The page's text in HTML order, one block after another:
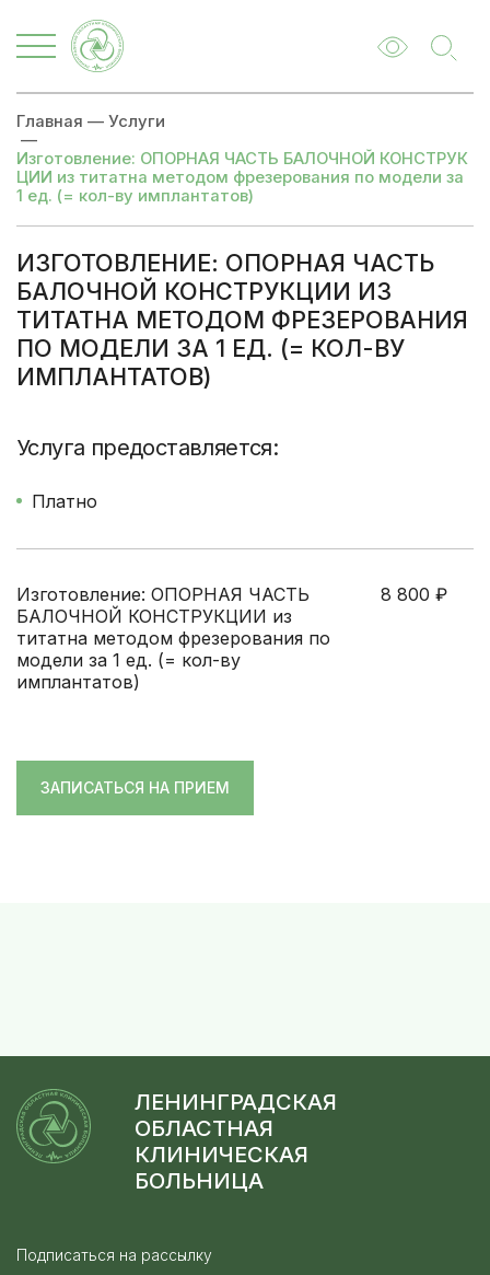
Главная — Услуги
—
Изготовление: ОПОРНАЯ ЧАСТЬ БАЛОЧНОЙ КОНСТРУК
ЦИИ из титатна методом фрезерования по модели за
1 ед. (= кол-ву имплантатов)
ИЗГОТОВЛЕНИЕ: ОПОРНАЯ ЧАСТЬ
БАЛОЧНОЙ КОНСТРУКЦИИ ИЗ
ТИТАТНА МЕТОДОМ ФРЕЗЕРОВАНИЯ
ПО МОДЕЛИ ЗА 1 ЕД. (= КОЛ-ВУ
ИМПЛАНТАТОВ)
Цены Записаться
Услуга предоставляется:
Платно
Изготовление: ОПОРНАЯ ЧАСТЬ
БАЛОЧНОЙ КОНСТРУКЦИИ из
титатна методом фрезерования по
модели за 1 ед. (= кол-ву
имплантатов)
8 800 ₽
ЗАПИСАТЬСЯ НА ПРИЕМ
ЛЕНИНГРАДСКАЯ
ОБЛАСТНАЯ
КЛИНИЧЕСКАЯ
БОЛЬНИЦА
Подписаться на рассылку